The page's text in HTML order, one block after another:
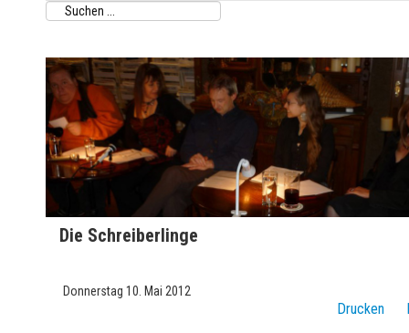
Die Schreiberlinge
Donnerstag 10. Mai 2012
Drucken